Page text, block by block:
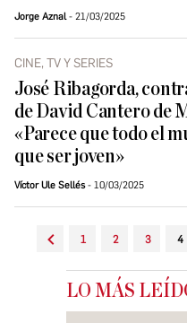
Jorge Aznal 21/03/2025
CINE, TV Y SERIES
José Ribagorda,
de David Cantero de
«Parece que todo el
que ser joven»
Víctor Ule Sellés 10/03/2025
1 2 3 4
LO MÁS